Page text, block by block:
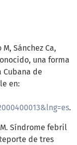
Sánchez Ca,
una forma
de
en:
.
M. Síndrome febril
de tres